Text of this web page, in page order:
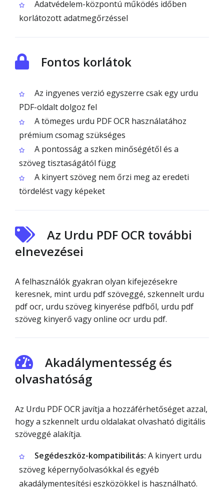
Adatvédelem-központú működés időben
korlátozott adatmegőrzéssel
Fontos korlátok
Az ingyenes verzió egyszerre csak egy urdu
PDF-oldalt dolgoz fel
A tömeges urdu PDF OCR használatához
prémium csomag szükséges
A pontosság a szken minőségétől és a
szöveg tisztaságától függ
A kinyert szöveg nem őrzi meg az eredeti
tördelést vagy képeket
Az Urdu PDF OCR további
elnevezései
A felhasználók gyakran olyan kifejezésekre
keresnek, mint urdu pdf szöveggé, szkennelt urdu
pdf ocr, urdu szöveg kinyerése pdfből, urdu pdf
szöveg kinyerő vagy online ocr urdu pdf.
Akadálymentesség és
olvashatóság
Az Urdu PDF OCR javítja a hozzáférhetőséget azzal,
hogy a szkennelt urdu oldalakat olvasható digitális
szöveggé alakítja.
Segédeszköz-kompatibilitás: A kinyert urdu
szöveg képernyőolvasókkal és egyéb
akadálymentesítési eszközökkel is használható.